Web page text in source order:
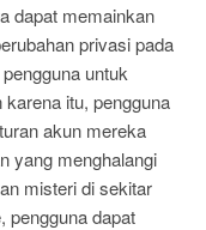
dapat memainkan
privasi pada
untuk
itu, pengguna
akun mereka
yang menghalangi
misteri di sekitar
pengguna dapat